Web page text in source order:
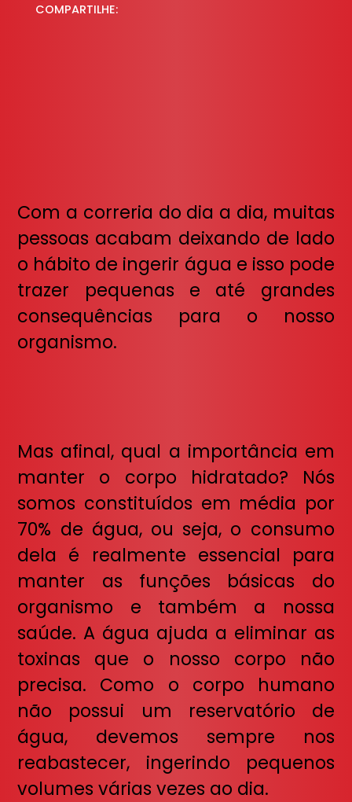
COMPARTILHE:
Com a correria do dia a dia, muitas
pessoas acabam deixando de lado
o hábito de ingerir água e isso pode
trazer pequenas e até grandes
consequências para o nosso
organismo.
Mas afinal, qual a importância em
manter o corpo hidratado? Nós
somos constituídos em média por
70% de água, ou seja, o consumo
dela é realmente essencial para
manter as funções básicas do
organismo e também a nossa
saúde. A água ajuda a eliminar as
toxinas que o nosso corpo não
precisa. Como o corpo humano
não possui um reservatório de
água, devemos sempre nos
reabastecer, ingerindo pequenos
volumes várias vezes ao dia.